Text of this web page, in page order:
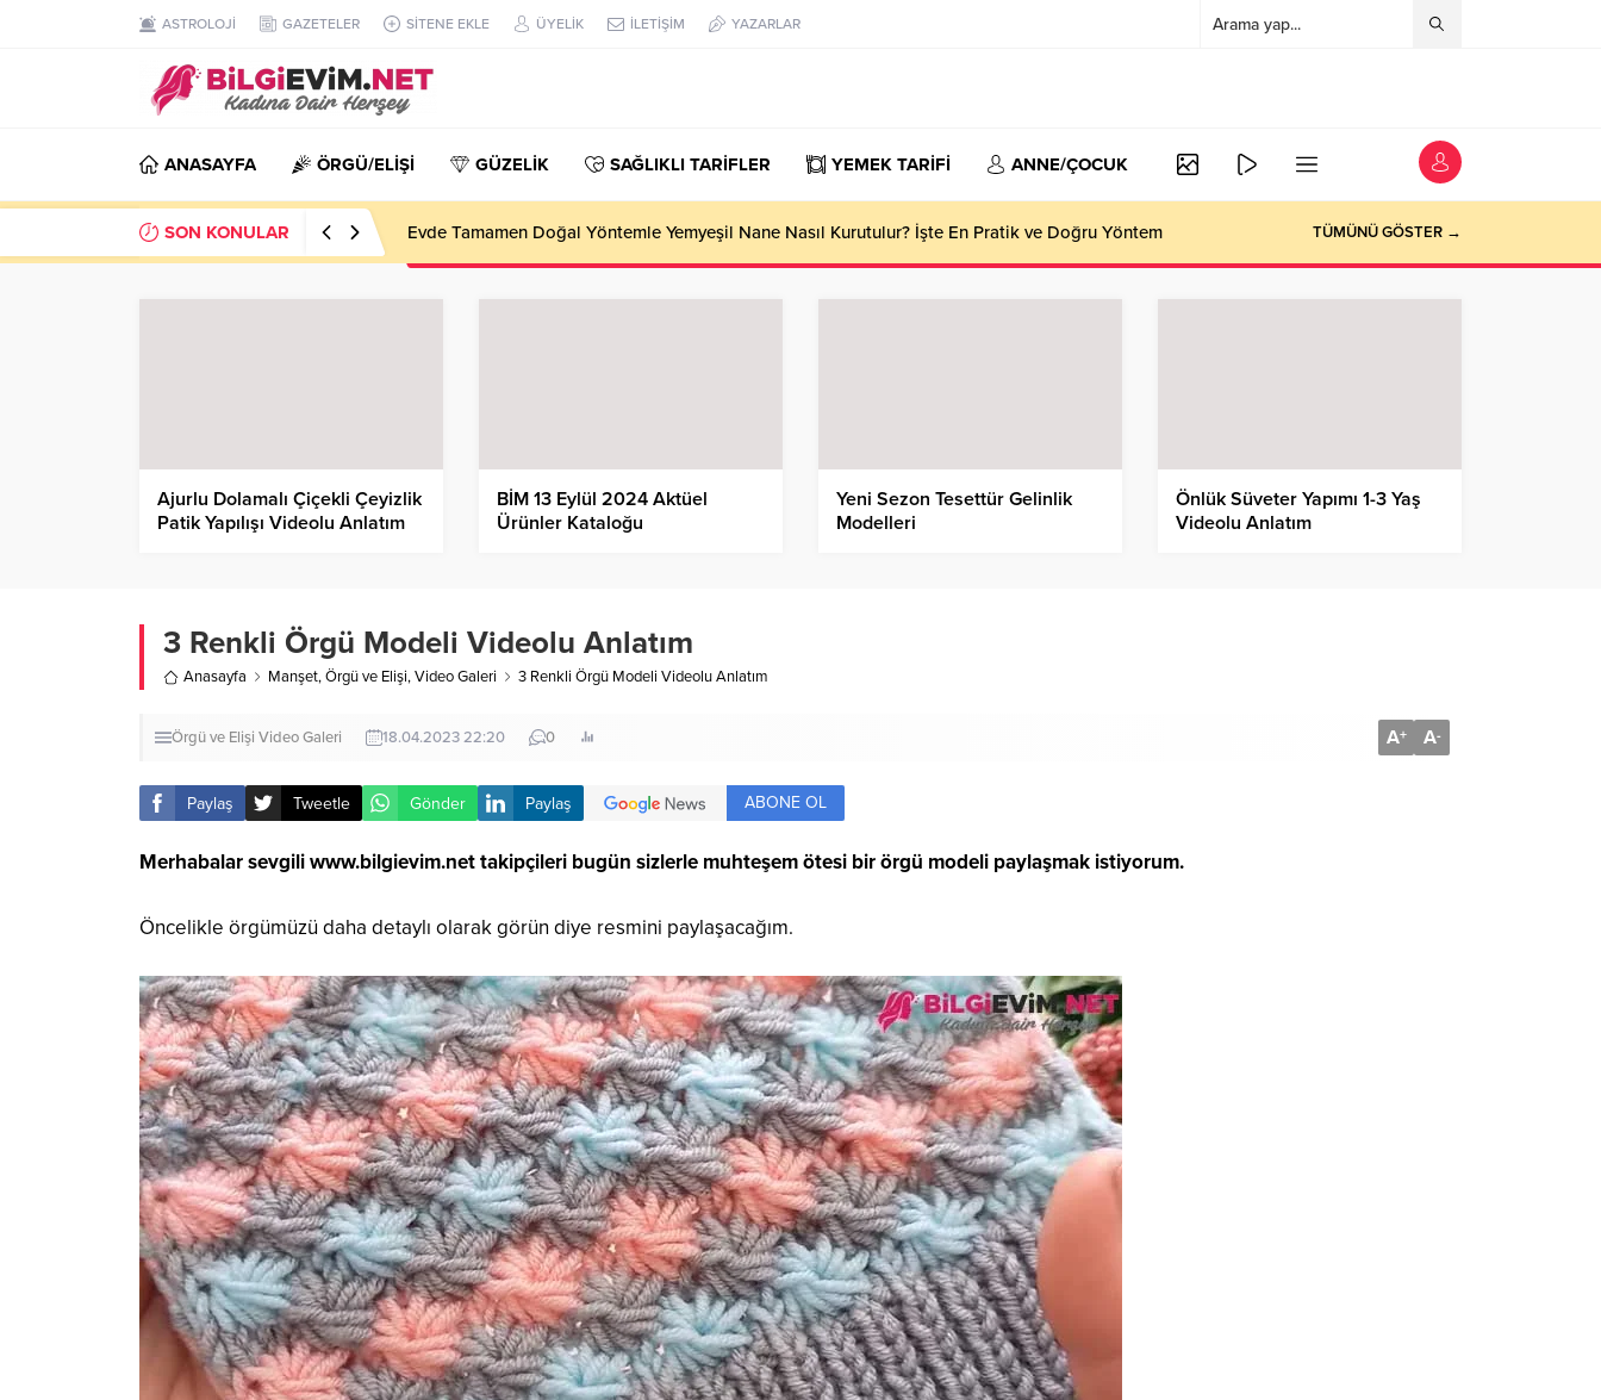
ASTROLOJİ GAZETELER SİTENE EKLE ÜYELİK İLETİŞİM YAZARLAR
ANASAYFA ÖRGÜ/ELİŞİ GÜZELİK SAĞLIKLI TARİFLER YEMEK TARİFİ ANNE/ÇOCUK
SON KONULAR Evde Tamamen Doğal Yöntemle Yemyeşil Nane Nasıl Kurutulur? İşte En Pratik ve Doğru Yöntem TÜMÜNÜ GÖSTER →
Ajurlu Dolamalı Çiçekli Çeyizlik
Patik Yapılışı Videolu Anlatım
BİM 13 Eylül 2024 Aktüel
Ürünler Kataloğu
Yeni Sezon Tesettür Gelinlik
Modelleri
Önlük Süveter Yapımı 1-3 Yaş
Videolu Anlatım
3 Renkli Örgü Modeli Videolu Anlatım
Anasayfa Manşet,Örgü ve Elişi,Video Galeri 3 Renkli Örgü Modeli Videolu Anlatım
Örgü ve Elişi Video Galeri 18.04.2023 22:20 0 A+ A-
Paylaş Tweetle Gönder Paylaş ABONE OL
Merhabalar sevgiliwww.bilgievim.nettakipçileri bugün sizlerle muhteşem ötesi bir örgü modeli paylaşmak istiyorum.
Öncelikle örgümüzü daha detaylı olarak görün diye resmini paylaşacağım.